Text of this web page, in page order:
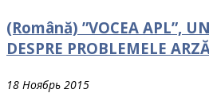
(Română) ”VOCEA APL”,
DESPRE PROBLEMELE
18 Ноябрь 2015